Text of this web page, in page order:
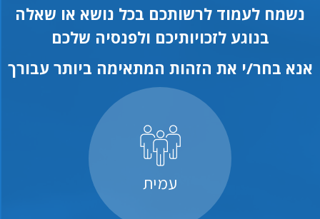
נשמח לעמוד לרשותכם בכל נושא או שאלה
בנוגע לזכויותיכם ולפנסיה שלכם
אנא בחר/י את הזהות המתאימה ביותר עבורך
עמית